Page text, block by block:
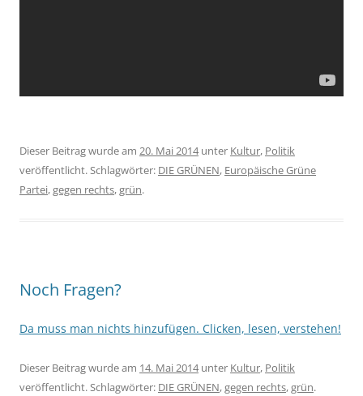
Dieser Beitrag wurde am 20. Mai 2014unter Kultur, Politik
veröffentlicht. Schlagwörter: DIE GRÜNEN, Europäische Grüne
Partei,gegen rechts,grün.
Noch Fragen?
Da muss man nichts hinzufügen. Clicken, lesen, verstehen!
Dieser Beitrag wurde am 14. Mai 2014unter Kultur, Politik
veröffentlicht. Schlagwörter: DIE GRÜNEN,gegen rechts,grün.